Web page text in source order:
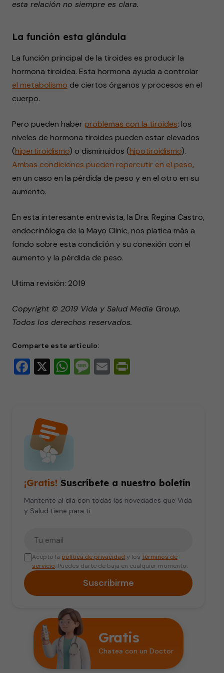
seconds
esta relación no siempre es clara.
La función esta glándula
La función principal de la tiroides es producir la
hormona tiroidea. Esta hormona ayuda a controlar
el metabolismo de ciertos órganos y procesos en el
cuerpo.
Pero pueden haber problemas con la tiroides: los
niveles de hormona tiroides pueden estar elevados
(hipertiroidismo) o disminuidos (hipotiroidismo).
Ambas condiciones pueden repercutir en el peso,
en un caso en la pérdida de peso y en el otro en su
aumento.
En esta interesante entrevista, la Dra. Regina Castro,
endocrinóloga de la Mayo Clinic, nos platica más a
fondo sobre esta condición y su conexión con el
aumento y la pérdida de peso.
Ultima revisión: 2019
Copyright © 2019 Vida y Salud Media Group.
Todos los derechos reservados.
Comparte este artículo:
Facebook
X WhatsApp
Message
Email
¡Gratis! Suscríbete a nuestro boletín
Mantente al día con todas las novedades que Vida
y Salud tiene para ti.
Acepto la política de privacidad y los términos de
servicio. Puedes darte de baja en cualquier momento.
Suscribirme
Gratis
Chatea con un Doctor